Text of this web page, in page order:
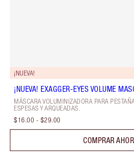
¡NUEVA!
¡NUEVA! EXAGGER-EYES VOLUME
MÁSCARA VOLUMINIZADORA PARA
ESPESAS Y ARQUEADAS.
$16.00 - $29.00
COMPRAR